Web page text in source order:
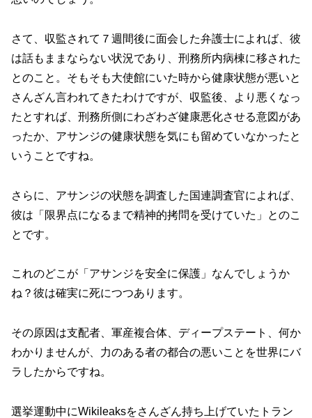
さて、収監されて７週間後に面会した弁護士によれば、彼
は話もままならない状況であり、刑務所内病棟に移された
とのこと。そもそも大使館にいた時から健康状態が悪いと
さんざん言われてきたわけですが、収監後、より悪くなっ
たとすれば、刑務所側にわざわざ健康悪化させる意図があ
ったか、アサンジの健康状態を気にも留めていなかったと
いうことですね。
さらに、アサンジの状態を調査した国連調査官によれば、
彼は「限界点になるまで精神的拷問を受けていた」とのこ
とです。
これのどこが「アサンジを安全に保護」なんでしょうか
ね？彼は確実に死につつあります。
その原因は支配者、軍産複合体、ディープステート、何か
わかりませんが、力のある者の都合の悪いことを世界にバ
ラしたからですね。
選挙運動中にWikileaksをさんざん持ち上げていたトラン